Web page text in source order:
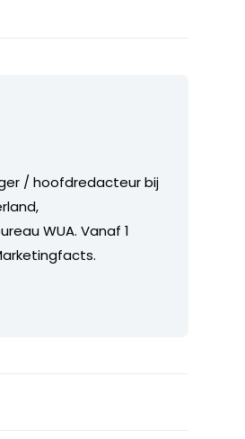
/ hoofdredacteur bij
WUA. Vanaf 1